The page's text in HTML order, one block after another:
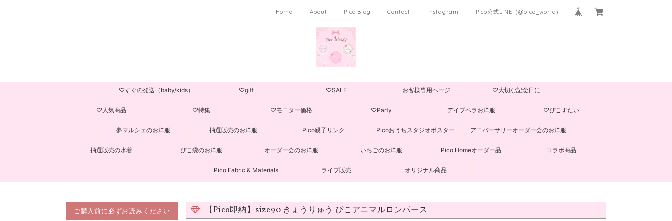
Home About Pico Blog Contact Instagram Pico公式LINE（@pico_world）
♡すぐの発送（baby/kids） ♡gift ♡SALE お客様専用ページ ♡大切な記念日に
♡人気商品 ♡特集 ♡モニター価格 ♡Party デイブベラお洋服 ♡ぴこすたい
夢マルシェのお洋服 抽選販売のお洋服 Pico親子リンク Picoおうちスタジオポスター アニバーサリーオーダー会のお洋服
抽選販売の水着 ぴこ袋のお洋服 オーダー会のお洋服 いちごのお洋服 Pico Homeオーダー品 コラボ商品
Pico Fabric & Materials ライブ販売 オリジナル商品
ご購入前に必ずお読みください 【Pico即納】size90 きょうりゅう ぴこアニマルロンパース